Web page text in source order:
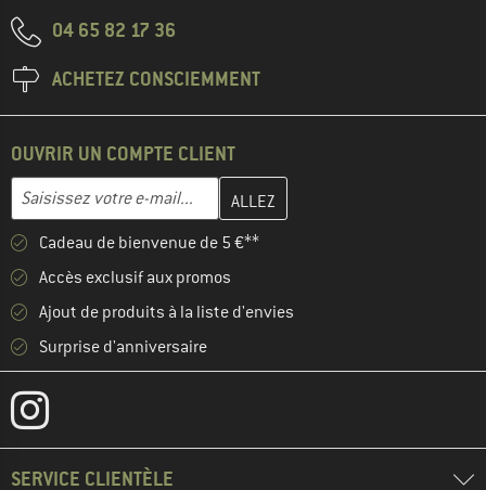
04 65 82 17 36
ACHETEZ CONSCIEMMENT
OUVRIR UN COMPTE CLIENT
Adresse e-mail
Entrez votre adresse e-mail ici et créez votre compte client à la
Cadeau de bienvenue de 5 €**
Accès exclusif aux promos
Ajout de produits à la liste d'envies
Surprise d'anniversaire
SERVICE CLIENTÈLE